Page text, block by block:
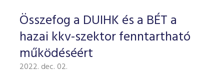
Összefog a DUIHK és a BÉT a
hazai kkv-szektor fenntartható
működéséért
2022. dec. 02.